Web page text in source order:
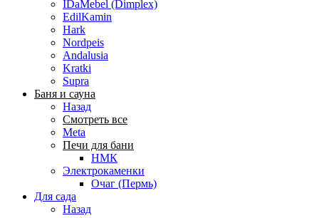
IDaMebel (Dimplex)
EdilKamin
Hark
Nordpeis
Andalusia
Kratki
Supra
Баня и сауна
Назад
Смотреть все
Meta
Печи для бани
НМК
Электрокаменки
Очаг (Пермь)
Для сада
Назад